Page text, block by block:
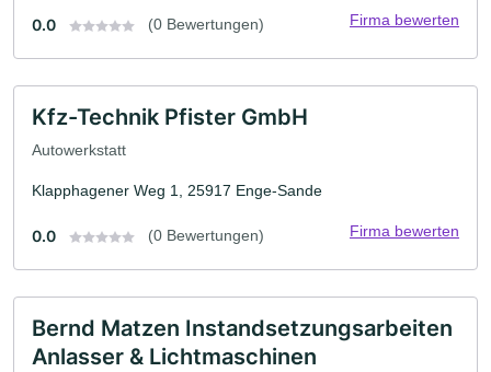
0.0 (0 Bewertungen) Firma bewerten
Kfz-Technik Pfister GmbH
Autowerkstatt
Klapphagener Weg 1, 25917 Enge-Sande
0.0 (0 Bewertungen) Firma bewerten
Bernd Matzen Instandsetzungsarbeiten
Anlasser & Lichtmaschinen